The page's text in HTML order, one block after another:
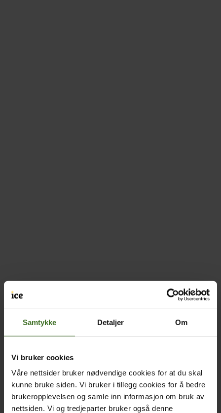
Samtykke Detaljer Om
Vi bruker cookies
Våre nettsider bruker nødvendige cookies for at du skal
kunne bruke siden. Vi bruker i tillegg cookies for å bedre
brukeropplevelsen og samle inn informasjon om bruk av
nettsiden. Vi og tredjeparter bruker også denne